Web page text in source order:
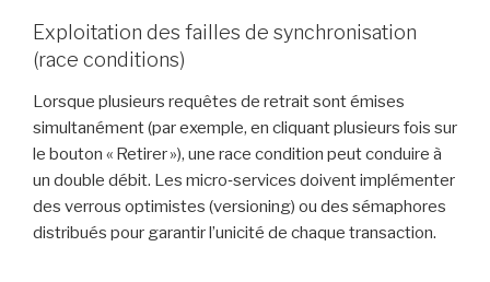
Exploitation des failles de synchronisation
(race conditions)
Lorsque plusieurs requêtes de retrait sont émises
simultanément (par exemple, en cliquant plusieurs fois sur
le bouton « Retirer »), une race condition peut conduire à
un double débit. Les micro‑services doivent implémenter
des verrous optimistes (versioning) ou des sémaphores
distribués pour garantir l’unicité de chaque transaction.